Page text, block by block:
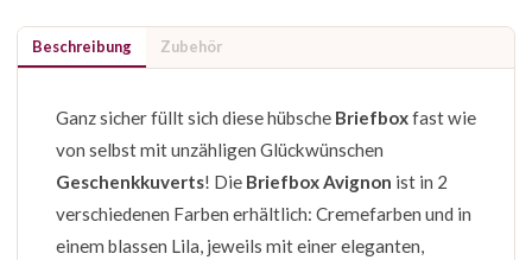
Beschreibung Zubehör
Ganz sicher füllt sich diese hübsche Briefboxfast wie
von selbst mit unzähligen Glückwünschen
Geschenkkuverts! Die Briefbox Avignon ist in 2
verschiedenen Farben erhältlich: Cremefarben und in
einem blassen Lila, jeweils mit einer eleganten,